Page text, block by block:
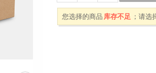
您选择的商品 库存不足 ；请选